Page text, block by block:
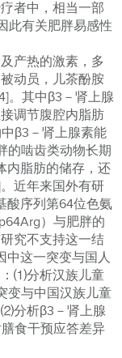
者中，相当一部
此有关肥胖易感性
产热的激素，多
动员，儿茶酚胺
。其中β3－肾上腺
调节腹腔内脂肪
β3－肾上腺素能
的啮齿类动物长期
内脂肪的储存，还
近年来国外有研
酸序列第64位色氨
）与肥胖的
究不支持这一结
中这一突变与国人
：⑴分析汉族儿童
变与中国汉族儿童
分析β3－肾上腺
食干预应答差异